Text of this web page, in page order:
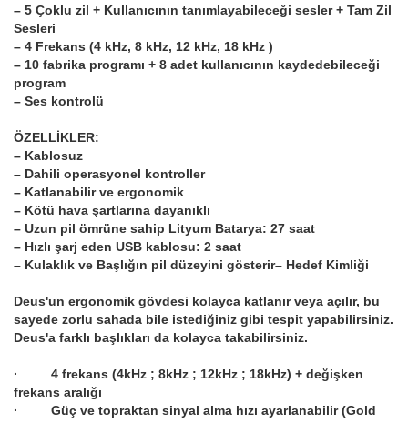
– 5 Çoklu zil + Kullanıcının tanımlayabileceği sesler + Tam Zil
Sesleri
– 4 Frekans (4 kHz, 8 kHz, 12 kHz, 18 kHz )
– 10 fabrika programı + 8 adet kullanıcının kaydedebileceği
program
– Ses kontrolü
ÖZELLİKLER:
– Kablosuz
– Dahili operasyonel kontroller
– Katlanabilir ve ergonomik
– Kötü hava şartlarına dayanıklı
– Uzun pil ömrüne sahip Lityum Batarya: 27 saat
– Hızlı şarj eden USB kablosu: 2 saat
– Kulaklık ve Başlığın pil düzeyini gösterir– Hedef Kimliği
Deus'un ergonomik gövdesi kolayca katlanır veya açılır, bu
sayede zorlu sahada bile istediğiniz gibi tespit yapabilirsiniz.
Deus'a farklı başlıkları da kolayca takabilirsiniz.
· 4 frekans (4kHz ; 8kHz ; 12kHz ; 18kHz) + değişken
frekans aralığı
· Güç ve topraktan sinyal alma hızı ayarlanabilir (Gold